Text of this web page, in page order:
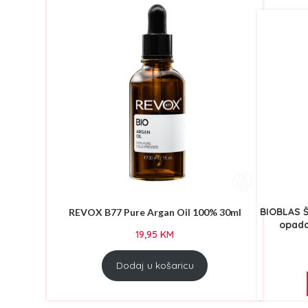
GETTINFLUO
HASK
REVOX B77 Pure Argan Oil 100% 30ml
19,95 KM
Dodaj u košaricu